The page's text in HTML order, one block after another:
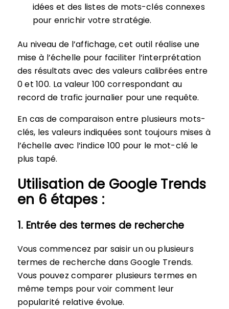
idées et des listes de mots-clés connexes
pour enrichir votre stratégie.
Au niveau de l’affichage, cet outil réalise une
mise à l’échelle pour faciliter l’interprétation
des résultats avec des valeurs calibrées entre
0 et 100. La valeur 100 correspondant au
record de trafic journalier pour une requête.
En cas de comparaison entre plusieurs mots-
clés, les valeurs indiquées sont toujours mises à
l’échelle avec l’indice 100 pour le mot-clé le
plus tapé.
Utilisation de Google Trends
en 6 étapes :
1. Entrée des termes de recherche
Vous commencez par saisir un ou plusieurs
termes de recherche dans Google Trends.
Vous pouvez comparer plusieurs termes en
même temps pour voir comment leur
popularité relative évolue.